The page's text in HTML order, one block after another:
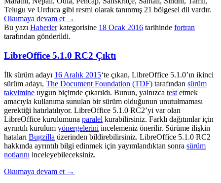
Telugu ve Urduca gibi resmi olarak tanınmış 21 bölgesel dil vardır.
Okumaya devam et →
Bu yazı Haberlerkategorisine 18 Ocak 2016 tarihinde fortran
tarafından gönderildi.
LibreOffice 5.1.0 RC2 Çıktı
İlk sürüm adayı 16 Aralık 2015‘te çıkan, LibreOffice 5.1.0’ın ikinci
sürüm adayı, The Document Foundation (TDF) tarafından sürüm
takvimine uygun biçimde çıkarıldı. Bunun, yalnızca test etmek
amacıyla kullanıma sunulan bir sürüm olduğunun unutulmaması
gerektiği hatırlatılıyor. LibreOffice 5.1.0 RC2’yi var olan
LibreOffice kurulumuna paralel kurabilirsiniz. Farklı dağıtımlar için
ayrıntılı kurulum yönergelerini incelemeniz önerilir. Sürüme ilişkin
hataları Bugzilla üzerinden bildirebilirsiniz. LibreOffice 5.1.0 RC2
hakkında ayrıntılı bilgi edinmek için yayımlandıktan sonra sürüm
notlarını inceleyebileceksiniz.
Okumaya devam et →